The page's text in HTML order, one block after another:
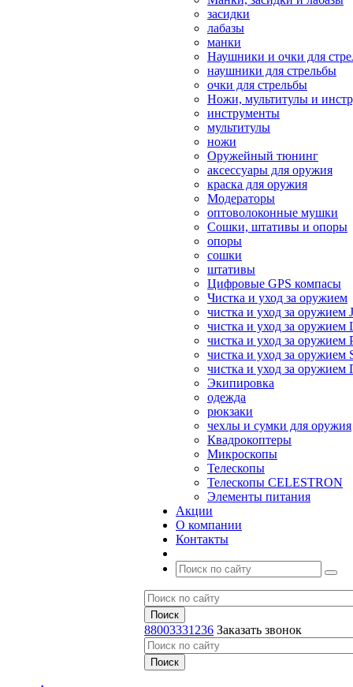
засидки
лабазы
манки
Наушники и очки для
наушники для стрельбы
очки для стрельбы
Ножи, мультитулы и
инструменты
мультитулы
ножи
Оружейный тюнинг
аксессуары для оружия
краска для оружия
Модераторы
оптоволоконные мушки
Сошки, штативы и опоры
опоры
сошки
штативы
Цифровые GPS компасы
Чистка и уход за оружием
чистка и уход за оружием
чистка и уход за оружием
чистка и уход за оружием
чистка и уход за оружием
чистка и уход за
Экипировка
одежда
рюкзаки
чехлы и сумки для оружия
Квадрокоптеры
Микроскопы
Телескопы
Телескопы CELESTRON
Элементы питания
Акции
О компании
Контакты
88003331236 Заказать звонок